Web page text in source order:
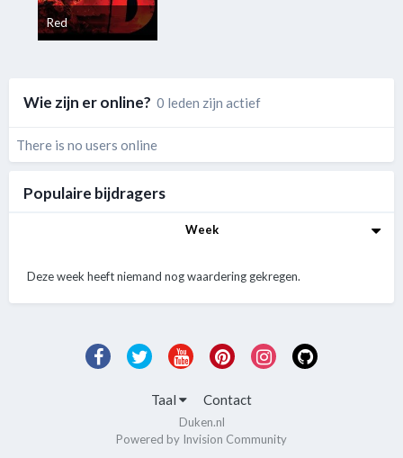
Red
Wie zijn er online? 0 leden zijn actief
There is no users online
Populaire bijdragers
Week
Deze week heeft niemand nog waardering gekregen.
Taal Contact
Duken.nl
Powered by Invision Community